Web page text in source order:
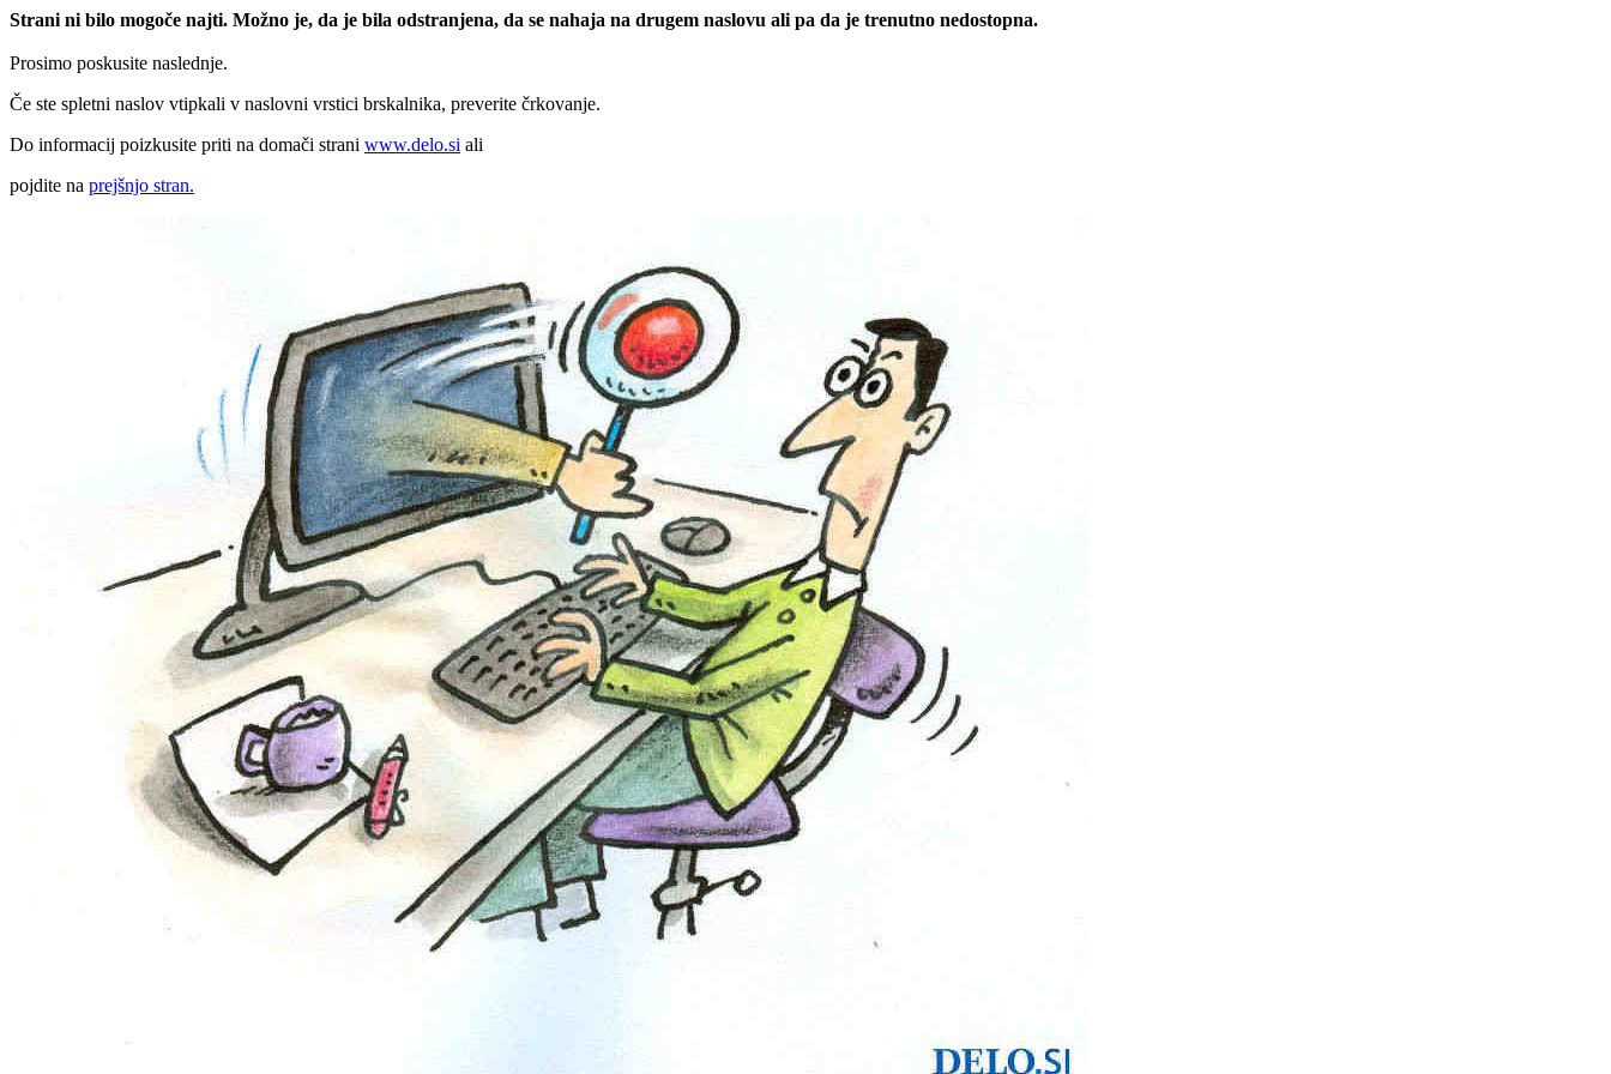
Strani ni bilo mogoče najti. Možno je, da je bila odstranjena, da se nahaja na drugem naslovu ali pa da je trenutno nedostopna.
Prosimo poskusite naslednje.
Če ste spletni naslov vtipkali v naslovni vrstici brskalnika, preverite črkovanje.
Do informacij poizkusite priti na domači strani www.delo.si ali
pojdite na prejšnjo stran.